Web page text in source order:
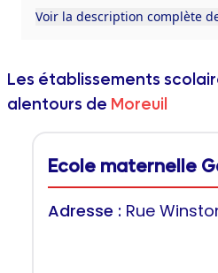
Voir la description complète
Les établissements
alentours de Moreuil
Ecole maternelle
Adresse : Rue